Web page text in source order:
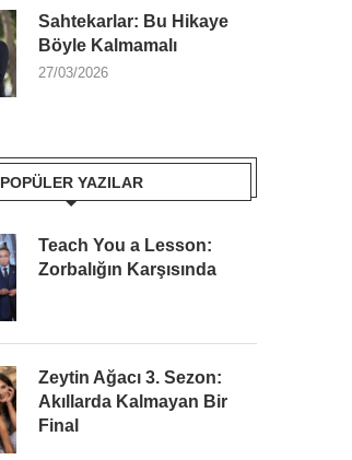
Sahtekarlar: Bu Hikaye
Böyle Kalmamalı
27/03/2026
POPÜLER YAZILAR
Teach You a Lesson:
Zorbalığın Karşısında
Zeytin Ağacı 3. Sezon:
Akıllarda Kalmayan Bir
Final